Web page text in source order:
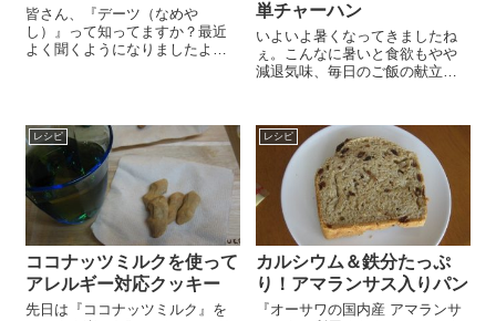
皆さん、『デーツ（なめや
し）』って知ってますか？最近
よく聞くようになりましたよ
す どんな栄養成分がたっぷりか
というと…ミネラル...
単チャーハン
いよいよ暑くなってきましたね
ぇ。こんなに暑いと食欲もやや
減退気味、毎日のご飯の献立を
のがお昼ご飯！晩御飯はそれな
りに品数そろえたり思いつくん
だけど、お昼ご飯はできるだけ
手がかからずおな...
レシピ
ココナッツミルクを使って
アレルギー対応クッキー
先日は『ココナッツミルク』を
レシピ
カルシウム＆鉄分たっぷ
り！アマランサス入りパン
『オーサワの国内産 アマランサ